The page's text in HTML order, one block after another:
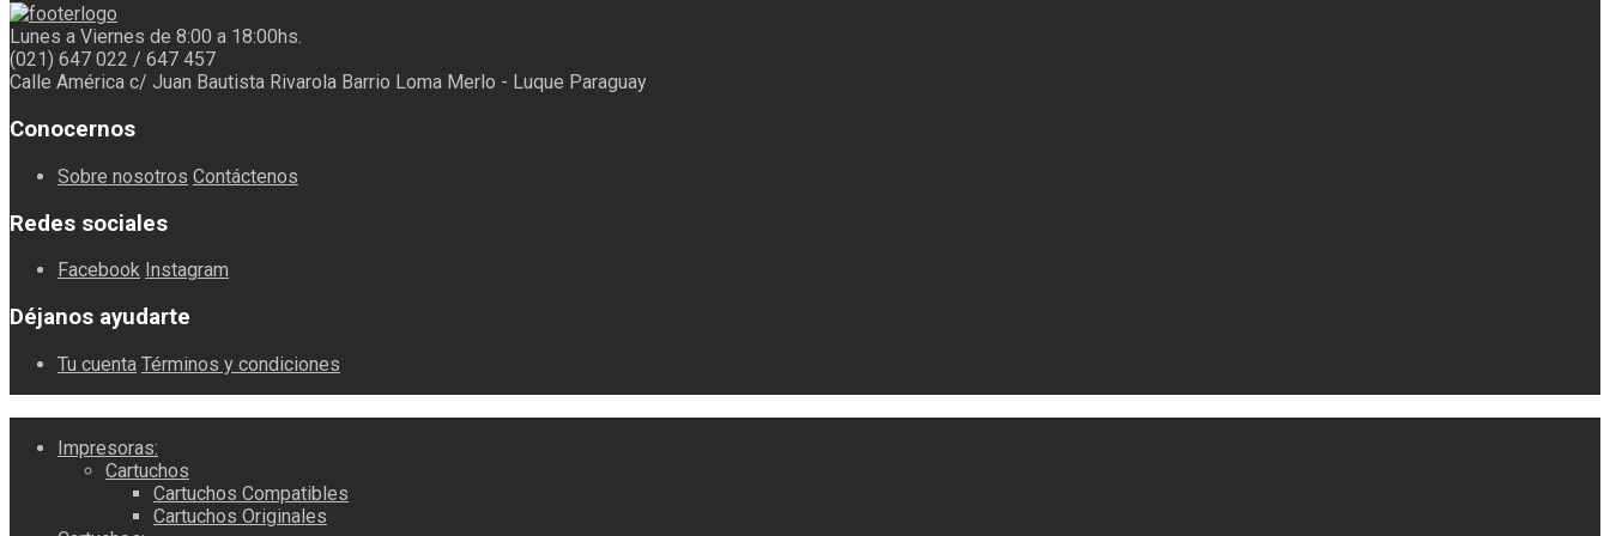
Lunes a Viernes de 8:00 a 18:00hs.
(021) 647 022 / 647 457
Calle América c/ Juan Bautista Rivarola Barrio Loma Merlo - Luque Paraguay
Conocernos
Sobre nosotros Contáctenos
Redes sociales
Facebook Instagram
Déjanos ayudarte
Tu cuenta Términos y condiciones
Impresoras:
Cartuchos
Cartuchos Compatibles
Cartuchos Originales